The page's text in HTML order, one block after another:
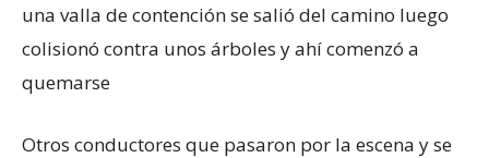
una valla de contención se salió del camino luego
colisionó contra unos árboles y ahí comenzó a
quemarse
Otros conductores que pasaron por la escena y se